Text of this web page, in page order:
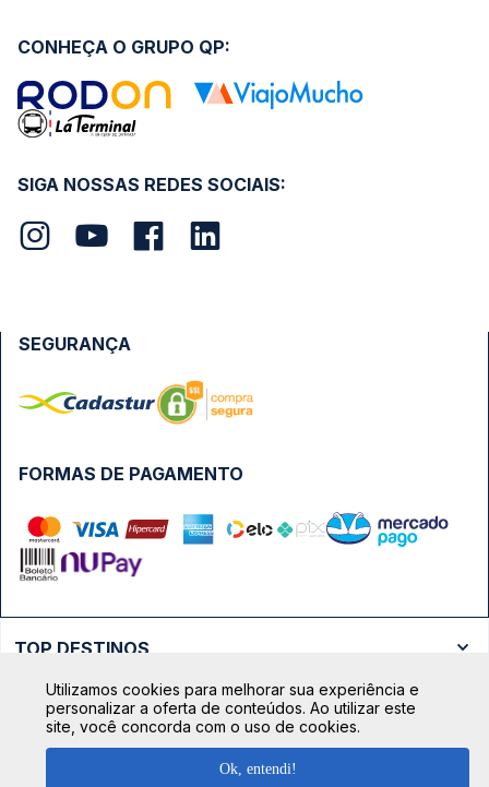
SIGA NOSSAS REDES SOCIAIS:
CONHEÇA O GRUPO QP:
FORMAS DE PAGAMENTO
SEGURANÇA
TOP DESTINOS
Ônibus Rio de Janeiro
Ônibus São Paulo
TOP VIAÇÕES
Passagens Cometa
Utilizamos cookies para melhorar sua experiência e
personalizar a oferta de conteúdos. Ao utilizar este
site, você concorda com o uso de cookies.
Ok, entendi!